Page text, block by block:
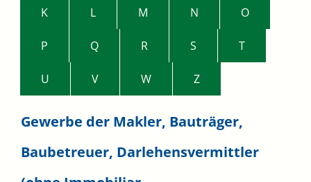
K L M N O
P Q R S T
U V W Z
Gewerbe der Makler, Bauträger,
Baubetreuer, Darlehensvermittler